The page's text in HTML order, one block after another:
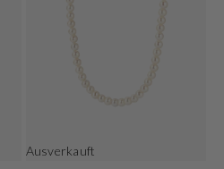
Ausverkauft